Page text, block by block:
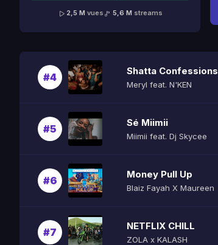
2,5 M vues 5,6 M streams
#4
Shatta Confessions
Meryl feat. N'KEN
#5
Sé Miimii
Miimii feat. Dj Skycee
#6
Money Pull Up
Blaiz Fayah X Maureen
#7
NETFLIX CHILL
ZOLA x KALASH